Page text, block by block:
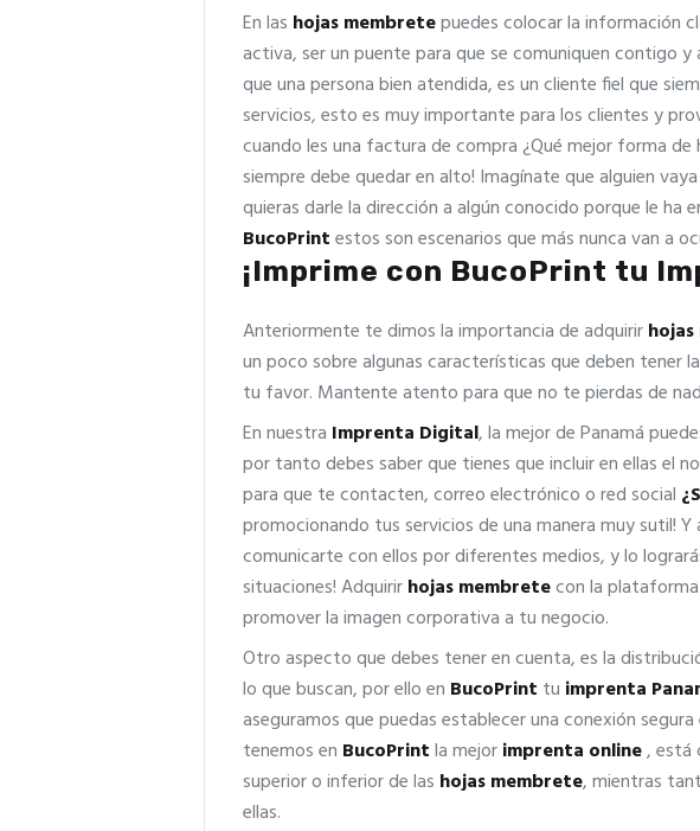
En las hojas membretepuedes colocar la información
activa, ser un puente para que se comuniquen contigo
que una persona bien atendida, es un cliente fiel que
servicios, esto es muy importante para los clientes y
cuando les una factura de compra ¿Qué mejor forma de
siempre debe quedar en alto! Imagínate que alguien
quieras darle la dirección a algún conocido porque le ha
BucoPrintestos son escenarios que más nunca van a
¡Imprime con BucoPrint tu
Anteriormente te dimos la importancia de adquirir
un poco sobre algunas características que deben tener
tu favor. Mantente atento para que no te pierdas de
En nuestra Imprenta Digital, la mejor de Panamá
por tanto debes saber que tienes que incluir en ellas el
para que te contacten, correo electrónico o red social
promocionando tus servicios de una manera muy sutil!
comunicarte con ellos por diferentes medios, y lo
situaciones! Adquirirhojas membretecon la
promover la imagen corporativa a tu negocio.
Otro aspecto que debes tener en cuenta, es la
lo que buscan, por ello en BucoPrint tu imprenta
aseguramos que puedas establecer una conexión
tenemos en BucoPrintla mejorimprenta online, está
superior o inferior de las hojas membrete, mientras
ellas.